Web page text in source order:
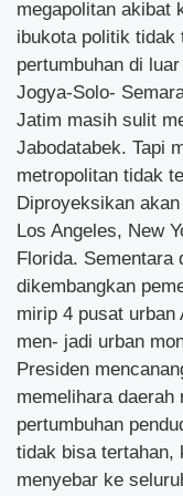
megapolitan akibat
ibukota politik tidak
pertumbuhan di
Jogya-Solo-
Jatim masih sulit
Jabodatabek. Tapi
metropolitan tidak
Diproyeksikan
Los Angeles, New
Florida. Sementara
dikembangkan
mirip 4 pusat urban
men- jadi urban
Presiden
memelihara daerah
pertumbuhan
tidak bisa tertahan,
menyebar ke